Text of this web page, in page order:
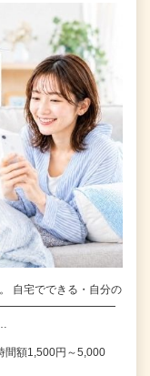
自宅でできる・自分の
━━━━━━━━━━━━━━
間額1,500円～5,000